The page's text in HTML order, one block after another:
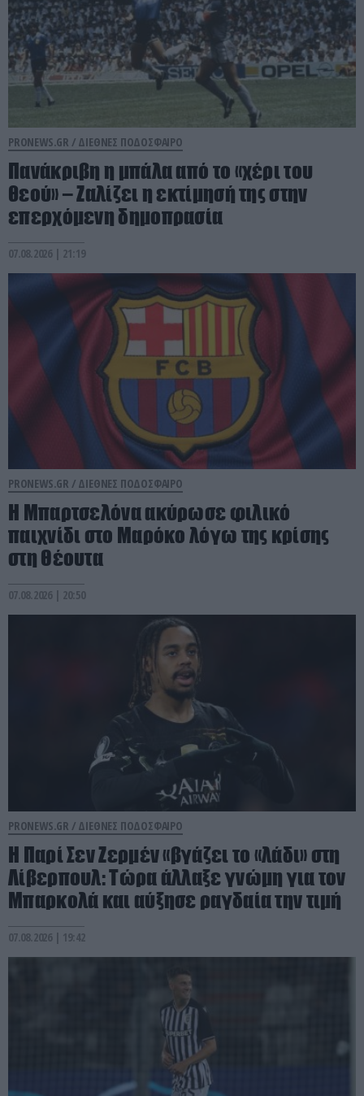
PRONEWS.GR / ΔΙΕΘΝΕΣ ΠΟΔΟΣΦΑΙΡΟ
Πανάκριβη η μπάλα από το «χέρι του
θεού» – Ζαλίζει η εκτίμησή της στην
επερχόμενη δημοπρασία
07.08.2026 | 21:19
PRONEWS.GR / ΔΙΕΘΝΕΣ ΠΟΔΟΣΦΑΙΡΟ
Η Μπαρτσελόνα ακύρωσε φιλικό
παιχνίδι στο Μαρόκο λόγω της κρίσης
στη Θέουτα
07.08.2026 | 20:50
PRONEWS.GR / ΔΙΕΘΝΕΣ ΠΟΔΟΣΦΑΙΡΟ
H Παρί Σεν Ζερμέν «βγάζει το «λάδι» στη
Λίβερπουλ: Τώρα άλλαξε γνώμη για τον
Μπαρκολά και αύξησε ραγδαία την τιμή
07.08.2026 | 19:42